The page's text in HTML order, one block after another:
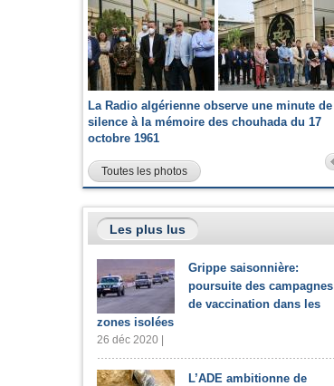
La Radio algérienne observe une minute de
silence à la mémoire des chouhada du 17
octobre 1961
Toutes les photos
Les plus lus
Grippe saisonnière:
poursuite des campagnes
de vaccination dans les
zones isolées
26 déc 2020 |
L’ADE ambitionne de